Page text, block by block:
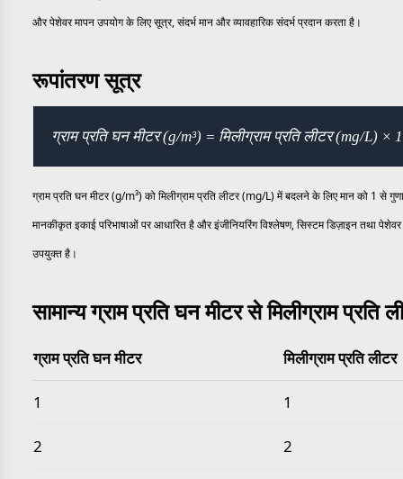
और पेशेवर मापन उपयोग के लिए सूत्र, संदर्भ मान और व्यावहारिक संदर्भ प्रदान करता है।
रूपांतरण सूत्र
ग्राम प्रति घन मीटर (g/m³) = मिलीग्राम प्रति लीटर (mg/L) × 1
ग्राम प्रति घन मीटर (g/m³) को मिलीग्राम प्रति लीटर (mg/L) में बदलने के लिए मान को 1 से
मानकीकृत इकाई परिभाषाओं पर आधारित है और इंजीनियरिंग विश्लेषण, सिस्टम डिज़ाइन तथा
उपयुक्त है।
सामान्य ग्राम प्रति घन मीटर से मिलीग्राम प्रति
सामान्य ग्राम प्रति घन मीटर से मिलीग्राम प्रति लीटर मान
ग्राम प्रति घन मीटर मिलीग्राम प्रति लीटर
1 1
2 2